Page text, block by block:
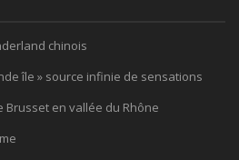
chinois
île » source infinie de sensations
Brusset en vallée du Rhône